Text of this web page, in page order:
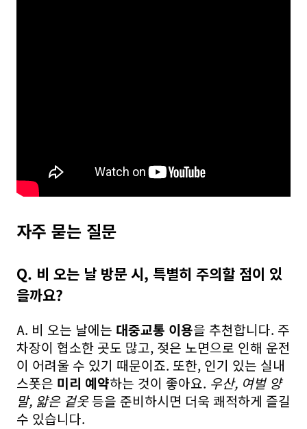
자주 묻는 질문
Q. 비 오는 날 방문 시, 특별히 주의할 점이 있
을까요?
A. 비 오는 날에는 대중교통 이용을 추천합니다. 주
차장이 협소한 곳도 많고, 젖은 노면으로 인해 운전
이 어려울 수 있기 때문이죠. 또한, 인기 있는 실내
스폿은 미리 예약하는 것이 좋아요. 우산, 여벌 양
말, 얇은 겉옷등을 준비하시면 더욱 쾌적하게 즐길
수 있습니다.